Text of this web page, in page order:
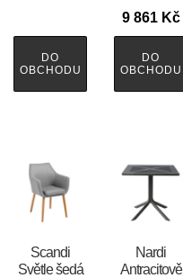
DO
OBCHODU
9 861 Kč
DO
OBCHODU
Scandi
Světle šedá
Nardi
Antracitově